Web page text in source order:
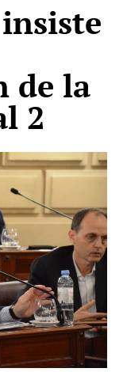
de la
2